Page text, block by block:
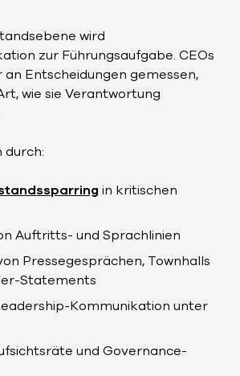
wird
zur Führungsaufgabe. CEOs
Entscheidungen gemessen,
wie sie Verantwortung
durch:
in kritischen
Auftritts- und Sprachlinien
Pressegesprächen, Townhalls
Statements
Kommunikation unter
und Governance-